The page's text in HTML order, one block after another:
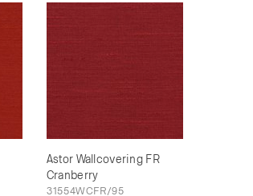
Astor Wallcovering FR
Cranberry
31554WCFR/95